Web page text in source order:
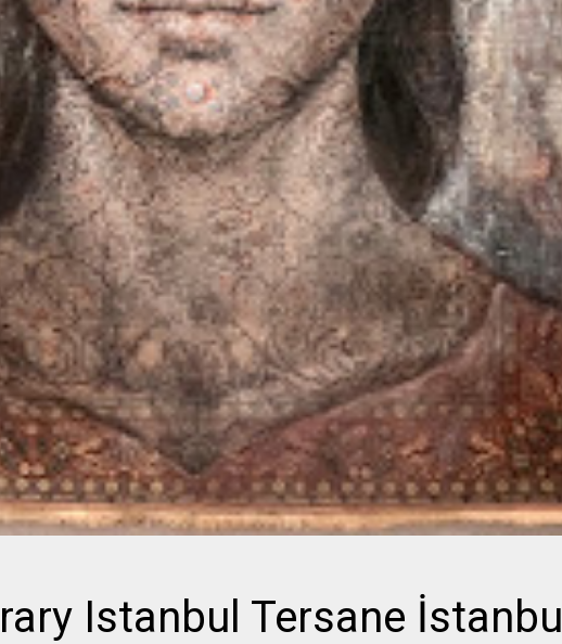
Istanbul Tersane İstanbul